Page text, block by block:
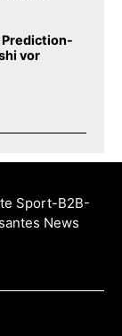
Prediction-
vor
Sport-B2B-
News